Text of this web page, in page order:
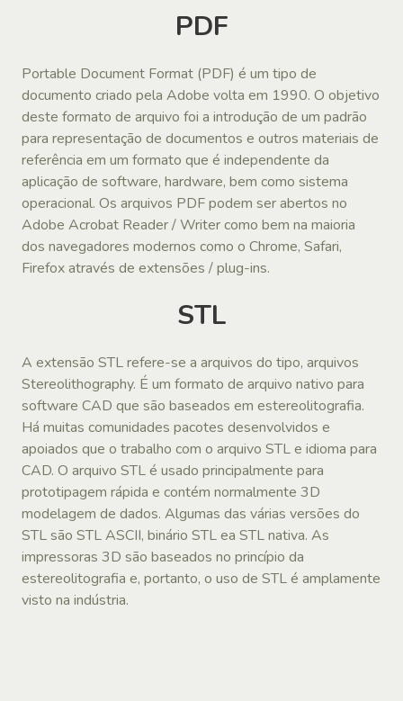
PDF
Portable Document Format (PDF) é um tipo de
documento criado pela Adobe volta em 1990. O objetivo
deste formato de arquivo foi a introdução de um padrão
para representação de documentos e outros materiais de
referência em um formato que é independente da
aplicação de software, hardware, bem como sistema
operacional. Os arquivos PDF podem ser abertos no
Adobe Acrobat Reader / Writer como bem na maioria
dos navegadores modernos como o Chrome, Safari,
Firefox através de extensões / plug-ins.
STL
A extensão STL refere-se a arquivos do tipo, arquivos
Stereolithography. É um formato de arquivo nativo para
software CAD que são baseados em estereolitografia.
Há muitas comunidades pacotes desenvolvidos e
apoiados que o trabalho com o arquivo STL e idioma para
CAD. O arquivo STL é usado principalmente para
prototipagem rápida e contém normalmente 3D
modelagem de dados. Algumas das várias versões do
STL são STL ASCII, binário STL ea STL nativa. As
impressoras 3D são baseados no princípio da
estereolitografia e, portanto, o uso de STL é amplamente
visto na indústria.